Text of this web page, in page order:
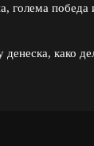
голема
како